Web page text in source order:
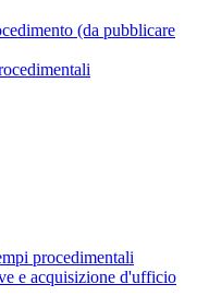
(da pubblicare
procedimentali
e acquisizione d'ufficio